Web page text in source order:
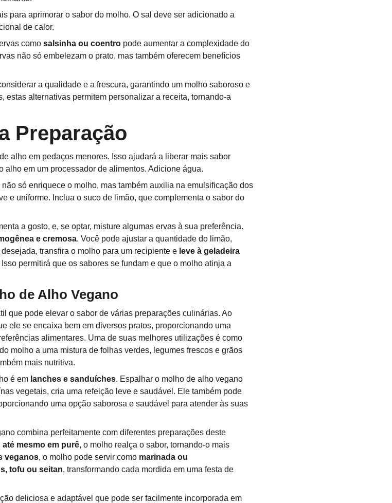
para aprimorar o sabor do molho. O sal deve ser adicionado a
de calor.
como salsinha ou coentro pode aumentar a complexidade do
não só embelezam o prato, mas também oferecem benefícios
a qualidade e a frescura, garantindo um molho saboroso e
estas alternativas permitem personalizar a receita, tornando-a
Preparação
alho em pedaços menores. Isso ajudará a liberar mais sabor
alho em um processador de alimentos. Adicione água.
só enriquece o molho, mas também auxilia na emulsificação dos
e uniforme. Inclua o suco de limão, que complementa o sabor do
a gosto, e, se optar, misture algumas ervas à sua preferência.
e cremosa. Você pode ajustar a quantidade do limão,
transfira o molho para um recipiente e leve à geladeira
Isso permitirá que os sabores se fundam e que o molho atinja a
de Alho Vegano
que pode elevar o sabor de várias preparações culinárias. Ao
ele se encaixa bem em diversos pratos, proporcionando uma
alimentares. Uma de suas melhores utilizações é como
molho a uma mistura de folhas verdes, legumes frescos e grãos
mais nutritiva.
é em lanches e sanduíches. Espalhar o molho de alho vegano
vegetais, cria uma refeição leve e saudável. Ele também pode
uma opção saborosa e saudável para atender às suas
combina perfeitamente com diferentes preparações deste
mesmo em purê, o molho realça o sabor, tornando-o mais
veganos, o molho pode servir como marinada ou
tofu ou seitan, transformando cada mordida em uma festa de
deliciosa e adaptável que pode ser facilmente incorporada em